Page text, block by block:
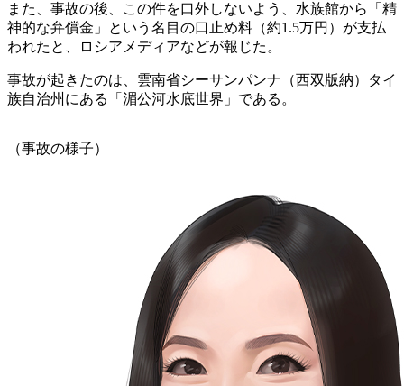
また、事故の後、この件を口外しないよう、水族館から「精
神的な弁償金」という名目の口止め料（約1.5万円）が支払
われたと、ロシアメディアなどが報じた。
事故が起きたのは、雲南省シーサンパンナ（西双版納）タイ
族自治州にある「湄公河水底世界」である。
（事故の様子）